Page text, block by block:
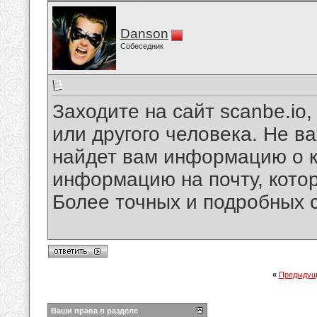
Danson
Собеседник
Заходите на сайт
или другого человека. Не
найдет вам информацию о
информацию на почту,
Более точных и подробных
«
Ваши права в разделе